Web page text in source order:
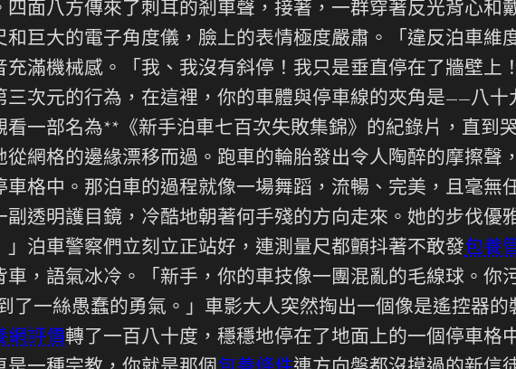
面八方傳來了刺耳的剎車聲，接著，一群穿著反光背心和
巨大的電子角度儀，臉上的表情極度嚴肅。「違反泊車維
滿機械感。「我、我沒有斜停！我只是垂直停在了牆壁上
三次元的行為，在這裡，你的車體與停車線的夾角是——八
一部名為**《新手泊車七百次失敗集錦》的紀錄片，直到
從網格的邊緣漂移而過。跑車的輪胎發出令人陶醉的摩擦聲
車格中。那泊車的過程就像一場舞蹈，流暢、完美，且毫
透明護目鏡，冷酷地朝著何手殘的方向走來。她的步伐優
泊車警察們立刻立正站好，連測量尺都顫抖著不敢發包養
，語氣冰冷。「新手，你的車技像一團混亂的毛線球。你
了一絲愚蠢的勇氣。」車影大人突然掏出一個像是遙控器
網評價轉了一百八十度，穩穩地停在了地面上的一個停車格